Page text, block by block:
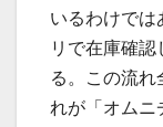
いるわけでは
リで在庫確
る。この流れ
れが「オムニ